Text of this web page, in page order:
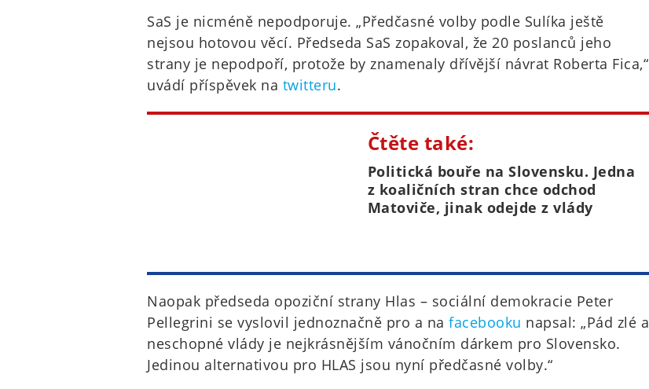
SaS je nicméně nepodporuje. „Předčasné volby podle Sulíka ještě
nejsou hotovou věcí. Předseda SaS zopakoval, že 20 poslanců jeho
strany je nepodpoří, protože by znamenaly dřívější návrat Roberta Fica,“
uvádí příspěvek na twitteru.
Čtěte také:
Politická bouře na Slovensku. Jedna
z koaličních stran chce odchod
Matoviče, jinak odejde z vlády
Naopak předseda opoziční strany Hlas – sociální demokracie Peter
Pellegrini se vyslovil jednoznačně pro a na facebooku napsal: „Pád zlé a
neschopné vlády je nejkrásnějším vánočním dárkem pro Slovensko.
Jedinou alternativou pro HLAS jsou nyní předčasné volby.“